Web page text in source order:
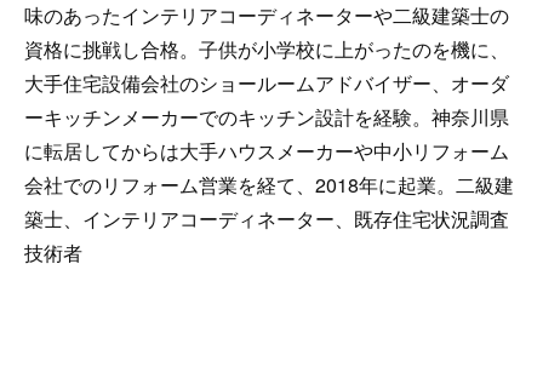
味のあったインテリアコーディネーターや二級建築士の
資格に挑戦し合格。子供が小学校に上がったのを機に、
大手住宅設備会社のショールームアドバイザー、オーダ
ーキッチンメーカーでのキッチン設計を経験。神奈川県
に転居してからは大手ハウスメーカーや中小リフォーム
会社でのリフォーム営業を経て、2018年に起業。二級建
築士、インテリアコーディネーター、既存住宅状況調査
技術者